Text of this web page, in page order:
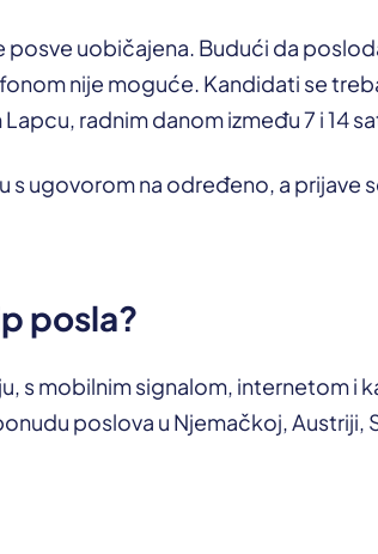
posve uobičajena. Budući da
nije moguće. Kandidati se
radnim danom između 7 i 14
s ugovorom na određeno, a prijave
posla?
s mobilnim signalom, internetom i
poslova u Njemačkoj, Austriji,